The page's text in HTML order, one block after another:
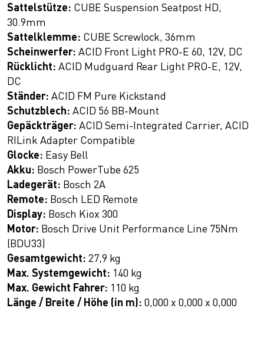
Sattelstütze: CUBE Suspension Seatpost HD,
30.9mm
Sattelklemme: CUBE Screwlock, 36mm
Scheinwerfer: ACID Front Light PRO-E 60, 12V, DC
Rücklicht: ACID Mudguard Rear Light PRO-E, 12V,
DC
Ständer: ACID FM Pure Kickstand
Schutzblech: ACID 56 BB-Mount
Gepäckträger: ACID Semi-Integrated Carrier, ACID
RILink Adapter Compatible
Glocke: Easy Bell
Akku: Bosch PowerTube 625
Ladegerät: Bosch 2A
Remote: Bosch LED Remote
Display: Bosch Kiox 300
Motor: Bosch Drive Unit Performance Line 75Nm
(BDU33)
Gesamtgewicht: 27,9 kg
Max. Systemgewicht: 140 kg
Max. Gewicht Fahrer: 110 kg
Länge / Breite / Höhe (in m): 0,000 x 0,000 x 0,000